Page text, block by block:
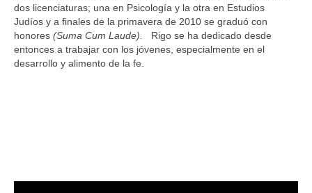
dos licenciaturas; una en Psicología y la otra en Estudios
Judíos y a finales de la primavera de 2010 se graduó con
honores (Suma Cum Laude).
Rigo se ha dedicado desde
entonces a trabajar con los jóvenes, especialmente en el
desarrollo y alimento de la fe.